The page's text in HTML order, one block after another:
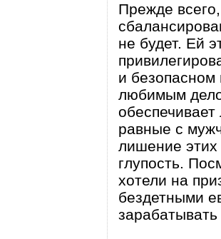
Прежде
не будет. Ей
и
любимым
равные с
лишение этих
глупость.
хотели на
бездетными